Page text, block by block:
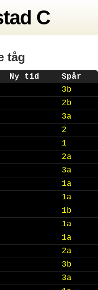
C
tåg
Ny tid
Spår
3b
2b
3a
2
1
2a
3a
1a
1a
1b
1a
1a
2a
3b
3a